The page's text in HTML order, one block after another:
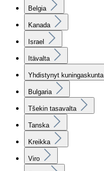
Belgia
Kanada
Israel
Itävalta
Yhdistynyt kuningaskunta
Bulgaria
Tšekin tasavalta
Tanska
Kreikka
Viro